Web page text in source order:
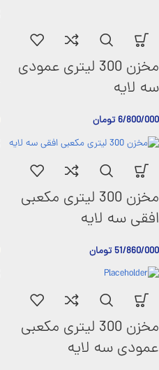
مخزن 300 لیتری عمودی
سه لایه
6/800/000تومان
مخزن 300 لیتری مکعبی
افقی سه لایه
51/860/000تومان
مخزن 300 لیتری مکعبی
عمودی سه لایه